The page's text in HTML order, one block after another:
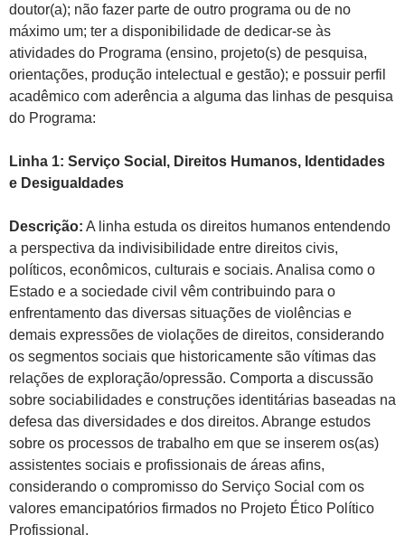
doutor(a); não fazer parte de outro programa ou de no
máximo um; ter a disponibilidade de dedicar-se às
atividades do Programa (ensino, projeto(s) de pesquisa,
orientações, produção intelectual e gestão); e possuir perfil
acadêmico com aderência a alguma das linhas de pesquisa
do Programa:
Linha 1: Serviço Social, Direitos Humanos, Identidades
e Desigualdades
Descrição: A linha estuda os direitos humanos entendendo
a perspectiva da indivisibilidade entre direitos civis,
políticos, econômicos, culturais e sociais. Analisa como o
Estado e a sociedade civil vêm contribuindo para o
enfrentamento das diversas situações de violências e
demais expressões de violações de direitos, considerando
os segmentos sociais que historicamente são vítimas das
relações de exploração/opressão. Comporta a discussão
sobre sociabilidades e construções identitárias baseadas na
defesa das diversidades e dos direitos. Abrange estudos
sobre os processos de trabalho em que se inserem os(as)
assistentes sociais e profissionais de áreas afins,
considerando o compromisso do Serviço Social com os
valores emancipatórios firmados no Projeto Ético Político
Profissional.